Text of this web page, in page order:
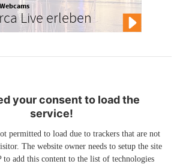
Live erleben
your consent to load the
service!
permitted to load due to trackers that are not
The website owner needs to setup the site
add this content to the list of technologies